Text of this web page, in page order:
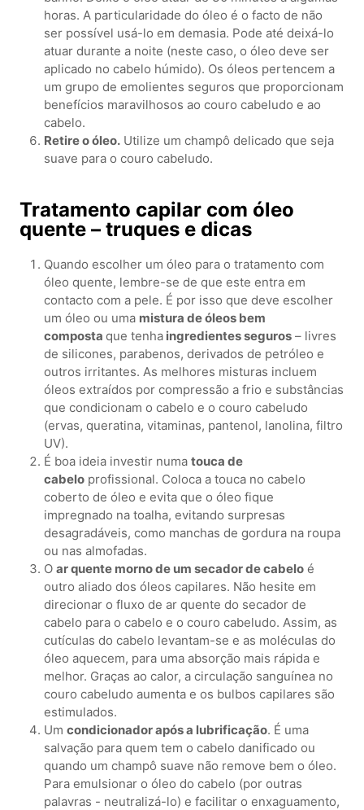
horas. A particularidade do óleo é o facto de não
ser possível usá-lo em demasia. Pode até deixá-lo
atuar durante a noite (neste caso, o óleo deve ser
aplicado no cabelo húmido). Os óleos pertencem a
um grupo de emolientes seguros que proporcionam
benefícios maravilhosos ao couro cabeludo e ao
cabelo.
Retire o óleo. Utilize um champô delicado que seja
suave para o couro cabeludo.
Tratamento capilar com óleo
quente – truques e dicas
Quando escolher um óleo para o tratamento com
óleo quente, lembre-se de que este entra em
contacto com a pele. É por isso que deve escolher
um óleo ou uma mistura de óleos bem
compostaque tenha ingredientes seguros – livres
de silicones, parabenos, derivados de petróleo e
outros irritantes. As melhores misturas incluem
óleos extraídos por compressão a frio e substâncias
que condicionam o cabelo e o couro cabeludo
(ervas, queratina, vitaminas, pantenol, lanolina, filtro
UV).
É boa ideia investir numatouca de
cabelo profissional. Coloca a touca no cabelo
coberto de óleo e evita que o óleo fique
impregnado na toalha, evitando surpresas
desagradáveis, como manchas de gordura na roupa
ou nas almofadas.
Oar quente morno de um secador de cabelo é
outro aliado dos óleos capilares. Não hesite em
direcionar o fluxo de ar quente do secador de
cabelo para o cabelo e o couro cabeludo. Assim, as
cutículas do cabelo levantam-se e as moléculas do
óleo aquecem, para uma absorção mais rápida e
melhor. Graças ao calor, a circulação sanguínea no
couro cabeludo aumenta e os bulbos capilares são
estimulados.
Umcondicionador após a lubrificação. É uma
salvação para quem tem o cabelo danificado ou
quando um champô suave não remove bem o óleo.
Para emulsionar o óleo do cabelo (por outras
palavras - neutralizá-lo) e facilitar o enxaguamento,